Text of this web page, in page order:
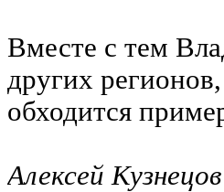
Вместе с тем
других
обходится
Алексей